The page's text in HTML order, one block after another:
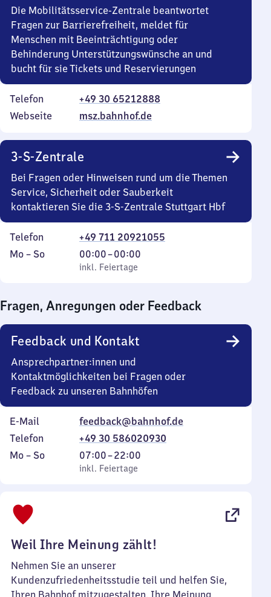
Die Mobilitätsservice-Zentrale beantwortet
Fragen zur Barrierefreiheit, meldet für
Menschen mit Beeinträchtigung oder
Behinderung Unterstützungswünsche an und
bucht für sie Tickets und Reservierungen
Telefon
+49 30 65212888
Webseite
msz.bahnhof.de
3-S-Zentrale
Bei Fragen oder Hinweisen rund um die Themen
Service, Sicherheit oder Sauberkeit
kontaktieren Sie die 3-S-Zentrale Stuttgart Hbf
Telefon
+49 711 20921055
Montag
Mo – So,
inkl. Feiertage
00:00–00:00
Von
0
0
Uhr
inkl. Feiertage
Fragen, Anregungen oder Feedback
Feedback und Kontakt
Ansprechpartner:innen und
Kontaktmöglichkeiten bei Fragen oder
Feedback zu unseren Bahnhöfen
E-Mail
feedback@bahnhof.de
Telefon
+49 30 586020930
Montag
Mo – So,
inkl. Feiertage
07:00–22:00
Von
7
inkl. Feiertage
Weil Ihre Meinung zählt!
Nehmen Sie an unserer
Kundenzufriedenheitsstudie teil und helfen Sie,
Ihren Bahnhof mitzugestalten. Ihre Meinung